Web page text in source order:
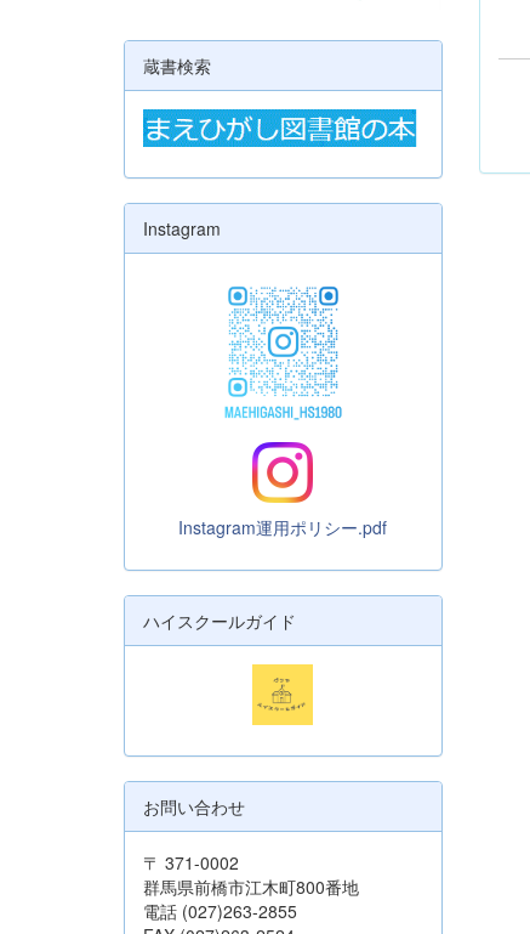
蔵書検索
Instagram
Instagram運用ポリシー.pdf
ハイスクールガイド
お問い合わせ
〒 371-0002
群馬県前橋市江木町800番地
電話 (027)263-2855